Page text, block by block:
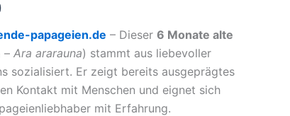
Preis
ist:
€800.00.
papageien.de – Dieser 6 Monate alte
– Ara ararauna) stammt aus liebevoller
sozialisiert. Er zeigt bereits ausgeprägtes
Kontakt mit Menschen und eignet sich
mit Erfahrung.